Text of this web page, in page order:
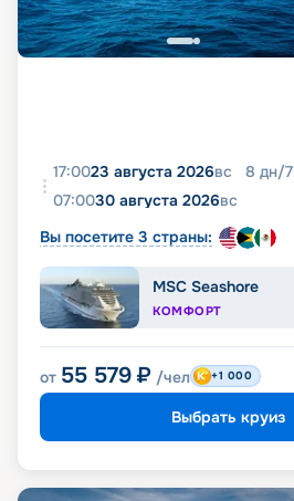
17:0023 августа 2026вс 8 дн/7
07:0030 августа 2026вс
Вы посетите 3 страны:
MSC Seashore
КОМФОРТ
от 55 579 ₽ /чел +1 000
Выбрать круиз